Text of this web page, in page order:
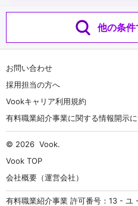
他の条
お問い合わせ
採用担当の方へ
Vookキャリア利用規約
有料職業紹介事業に関する情報開示
© 2026 Vook.
Vook TOP
会社概要（運営会社）
有料職業紹介事業 許可番号：13 - ユ